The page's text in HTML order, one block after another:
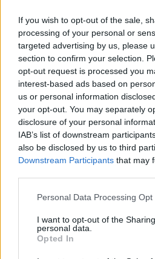
If you wish to opt-out of the sale,
processing of your personal or
targeted advertising by us, please
section to confirm your selection.
opt-out request is processed you
interest-based ads based on
us or personal information
your opt-out. You may separately
disclosure of your personal
IAB’s list of downstream
also be disclosed by us to third
Downstream Participants that may
Please note that this website/app
not limited to your visit or usage
grant or deny consent to Google
use your data for below specified
Personal Data Processing Opt
I want to opt-out of the
personal data.
Opted In
Προηγούμενη
Μακελειό